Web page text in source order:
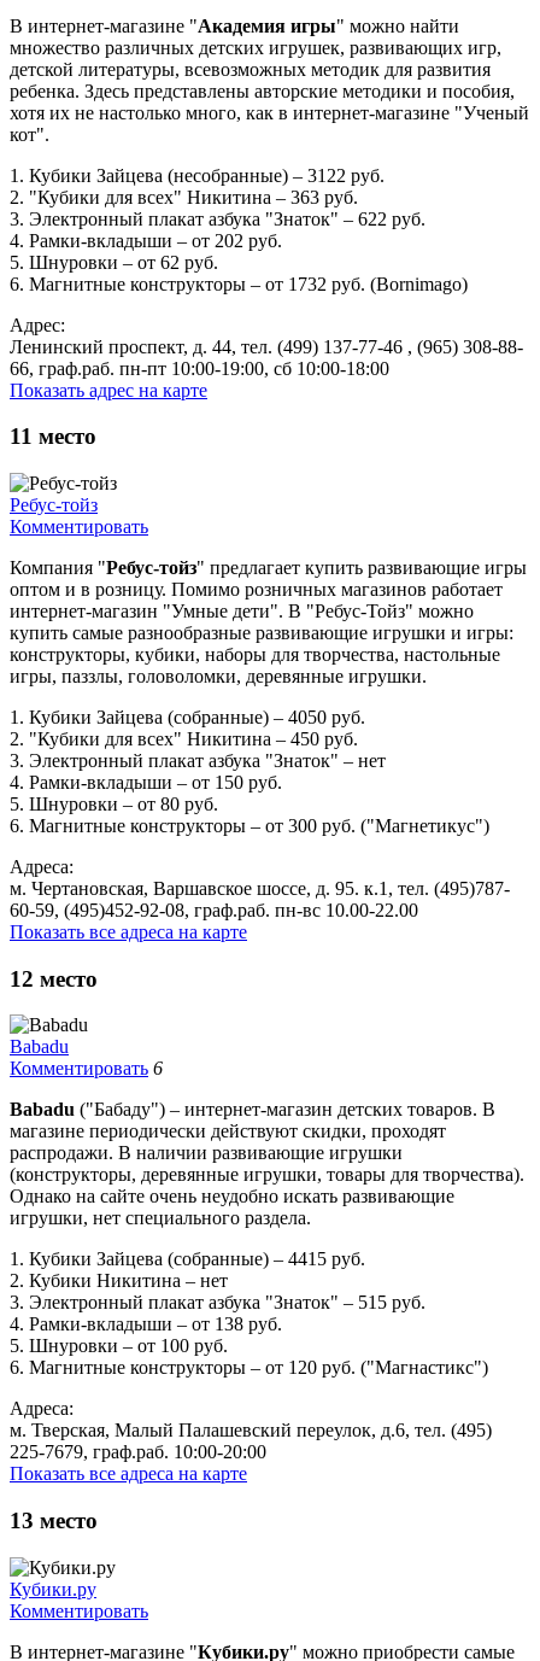
В интернет-магазине "Академия игры" можно найти
множество различных детских игрушек, развивающих игр,
детской литературы, всевозможных методик для развития
ребенка. Здесь представлены авторские методики и пособия,
хотя их не настолько много, как в интернет-магазине "Ученый
кот".
1. Кубики Зайцева (несобранные) – 3122 руб.
2. "Кубики для всех" Никитина – 363 руб.
3. Электронный плакат азбука "Знаток" – 622 руб.
4. Рамки-вкладыши – от 202 руб.
5. Шнуровки – от 62 руб.
6. Магнитные конструкторы – от 1732 руб. (Bornimago)
Адрес:
Ленинский проспект, д. 44, тел. (499) 137-77-46 , (965) 308-88-
66, граф.раб. пн-пт 10:00-19:00, сб 10:00-18:00
Показать адрес на карте
11 место
Ребус-тойз
Комментировать
Компания "Ребус-тойз" предлагает купить развивающие игры
оптом и в розницу. Помимо розничных магазинов работает
интернет-магазин "Умные дети". В "Ребус-Тойз" можно
купить самые разнообразные развивающие игрушки и игры:
конструкторы, кубики, наборы для творчества, настольные
игры, паззлы, головоломки, деревянные игрушки.
1. Кубики Зайцева (собранные) – 4050 руб.
2. "Кубики для всех" Никитина – 450 руб.
3. Электронный плакат азбука "Знаток" – нет
4. Рамки-вкладыши – от 150 руб.
5. Шнуровки – от 80 руб.
6. Магнитные конструкторы – от 300 руб. ("Магнетикус")
Адреса:
м. Чертановская, Варшавское шоссе, д. 95. к.1, тел. (495)787-
60-59, (495)452-92-08, граф.раб. пн-вс 10.00-22.00
Показать все адреса на карте
12 место
Babadu
Комментировать 6
Babadu ("Бабаду") – интернет-магазин детских товаров. В
магазине периодически действуют скидки, проходят
распродажи. В наличии развивающие игрушки
(конструкторы, деревянные игрушки, товары для творчества).
Однако на сайте очень неудобно искать развивающие
игрушки, нет специального раздела.
1. Кубики Зайцева (собранные) – 4415 руб.
2. Кубики Никитина – нет
3. Электронный плакат азбука "Знаток" – 515 руб.
4. Рамки-вкладыши – от 138 руб.
5. Шнуровки – от 100 руб.
6. Магнитные конструкторы – от 120 руб. ("Магнастикс")
Адреса:
м. Тверская, Малый Палашевский переулок, д.6, тел. (495)
225-7679, граф.раб. 10:00-20:00
Показать все адреса на карте
13 место
Кубики.ру
Комментировать
В интернет-магазине "Кубики.ру" можно приобрести самые